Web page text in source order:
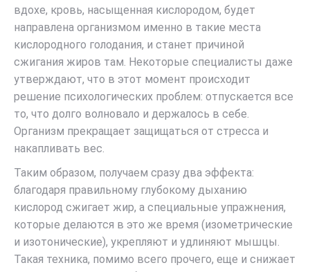
вдохе, кровь, насыщенная кислородом, будет
направлена организмом именно в такие места
кислородного голодания, и станет причиной
сжигания жиров там. Некоторые специалисты даже
утверждают, что в этот момент происходит
решение психологических проблем: отпускается все
то, что долго волновало и держалось в себе.
Организм прекращает защищаться от стресса и
накапливать вес.
Таким образом, получаем сразу два эффекта:
благодаря правильному глубокому дыханию
кислород сжигает жир, а специальные упражнения,
которые делаются в это же время (изометрические
и изотонические), укрепляют и удлиняют мышцы.
Такая техника, помимо всего прочего, еще и снижает